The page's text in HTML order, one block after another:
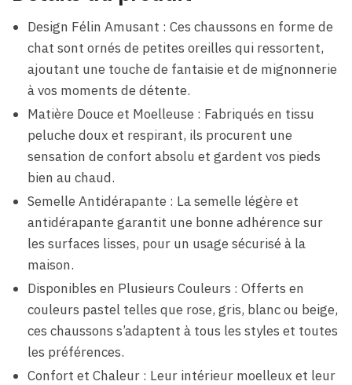
Design Félin Amusant : Ces chaussons en forme de
chat sont ornés de petites oreilles qui ressortent,
ajoutant une touche de fantaisie et de mignonnerie
à vos moments de détente.
Matière Douce et Moelleuse : Fabriqués en tissu
peluche doux et respirant, ils procurent une
sensation de confort absolu et gardent vos pieds
bien au chaud.
Semelle Antidérapante : La semelle légère et
antidérapante garantit une bonne adhérence sur
les surfaces lisses, pour un usage sécurisé à la
maison.
Disponibles en Plusieurs Couleurs : Offerts en
couleurs pastel telles que rose, gris, blanc ou beige,
ces chaussons s’adaptent à tous les styles et toutes
les préférences.
Confort et Chaleur : Leur intérieur moelleux et leur